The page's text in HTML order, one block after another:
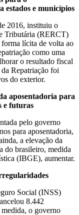
estados e municípios
2016, instituiu o
Tributária (RERCT)
lícita de volta ao
como uma
o resultado fiscal
Repatriação foi
do exterior.
aposentadoria para
e futuras
pelo governo
para aposentadoria,
a elevação da
do brasileiro, medida
(IBGE), aumentar.
Social (INSS)
8.442
o governo